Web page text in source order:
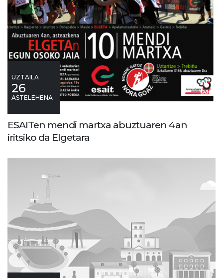
UZTAILA
26
ASTELEHENA
ESAITen mendi martxa abuztuaren 4an
iritsiko da Elgetara